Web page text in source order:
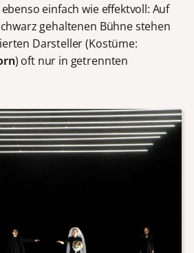
einfach wie effektvoll: Auf
gehaltenen Bühne stehen
Darsteller (Kostüme:
) oft nur in getrennten